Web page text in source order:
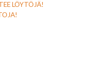
LÖYTÖJÄ!